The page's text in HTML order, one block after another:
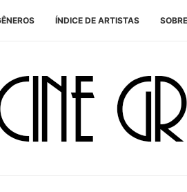
ÍNDICE DE ARTISTAS SOBRE